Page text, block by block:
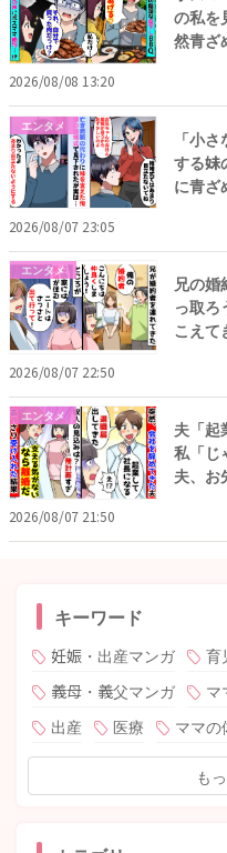
の私を
然青ざ
2026/08/08 13:20
エンタメ
「小
する妹
に青ざ
2026/08/07 23:05
エンタメ
兄の婚
っ取
こえて
2026/08/07 22:50
エンタメ
夫「起
私「じ
夫、お
2026/08/07 21:50
キーワード
妊娠・出産マンガ 育
義母・義父マンガ
マ
出産
医療 ママの
も